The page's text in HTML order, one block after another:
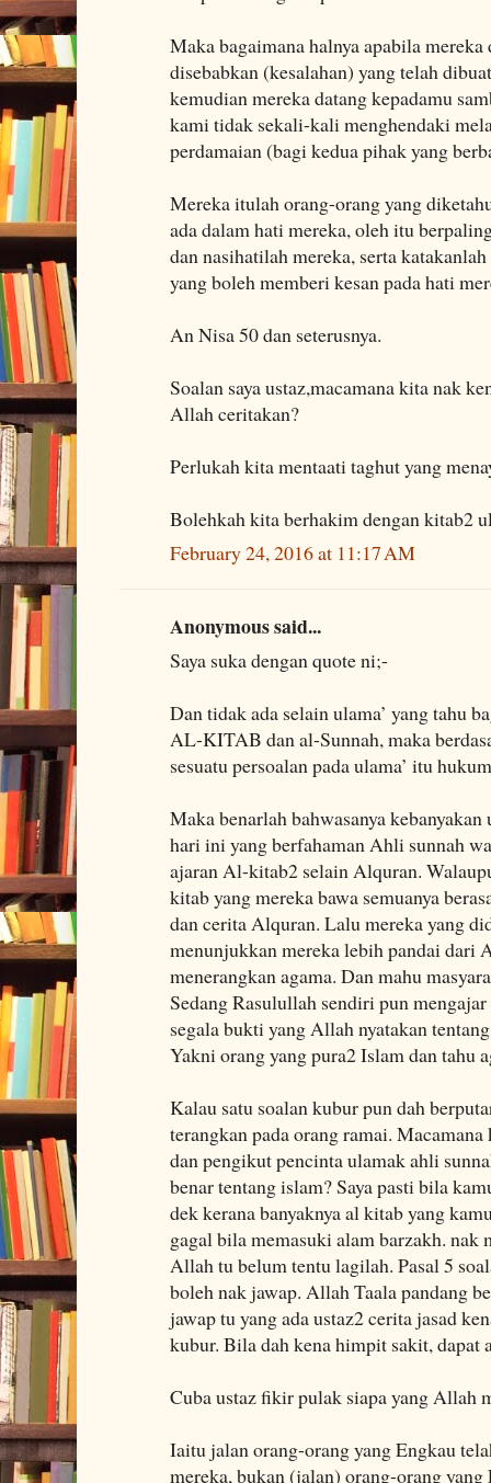
Maka bagaimana halnya apabila
disebabkan (kesalahan) yang telah
kemudian mereka datang kepadamu
kami tidak sekali-kali menghendaki
perdamaian (bagi kedua pihak yang
Mereka itulah orang-orang yang
ada dalam hati mereka, oleh itu
dan nasihatilah mereka, serta
yang boleh memberi kesan pada hati
An Nisa 50 dan seterusnya.
Soalan saya ustaz,macamana kita nak
Allah ceritakan?
Perlukah kita mentaati taghut yang
Bolehkah kita berhakim dengan kitab2
February 24, 2016 at 11:17 AM
Anonymous said...
Saya suka dengan quote ni;-
Dan tidak ada selain ulama’ yang tahu
AL-KITAB dan al-Sunnah, maka
sesuatu persoalan pada ulama’ itu
Maka benarlah bahwasanya
hari ini yang berfahaman Ahli sunnah
ajaran Al-kitab2 selain Alquran.
kitab yang mereka bawa semuanya
dan cerita Alquran. Lalu mereka yang
menunjukkan mereka lebih pandai dari
menerangkan agama. Dan mahu
Sedang Rasulullah sendiri pun
segala bukti yang Allah nyatakan
Yakni orang yang pura2 Islam dan tahu
Kalau satu soalan kubur pun dah
terangkan pada orang ramai.
dan pengikut pencinta ulamak ahli
benar tentang islam? Saya pasti bila
dek kerana banyaknya al kitab yang
gagal bila memasuki alam barzakh. nak
Allah tu belum tentu lagilah. Pasal 5
boleh nak jawap. Allah Taala pandang
jawap tu yang ada ustaz2 cerita jasad
kubur. Bila dah kena himpit sakit, dapat
Cuba ustaz fikir pulak siapa yang Allah
Iaitu jalan orang-orang yang Engkau
mereka, bukan (jalan) orang-orang